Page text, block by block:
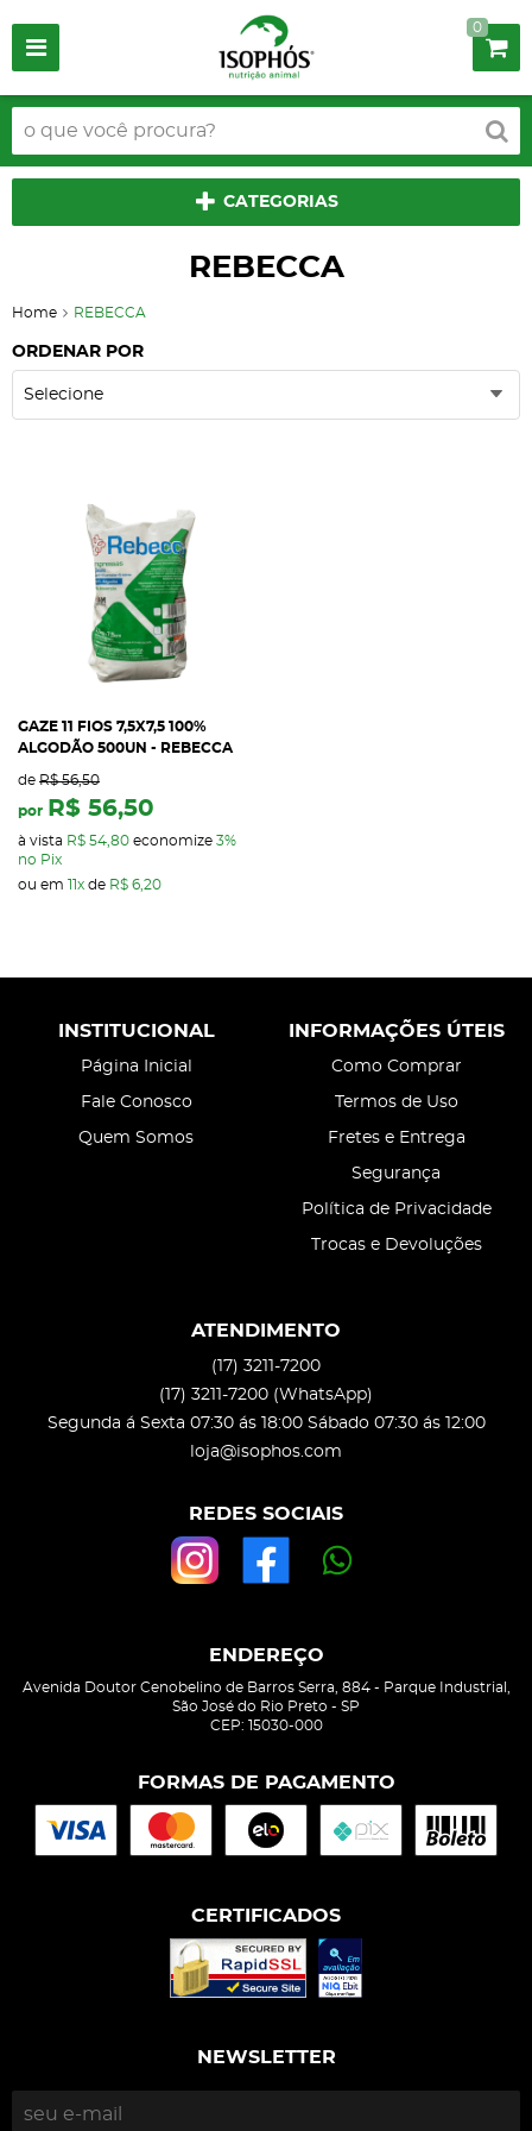
0
CATEGORIAS
REBECCA
Home REBECCA
ORDENAR POR
Selecione
GAZE 11 FIOS 7,5X7,5 100%
ALGODÃO 500UN - REBECCA
de R$ 56,50
por R$ 56,50
à vista R$ 54,80 economize 3%
no Pix
ou em 11x de R$ 6,20
INSTITUCIONAL
Página Inicial
Fale Conosco
Quem Somos
INFORMAÇÕES ÚTEIS
Como Comprar
Termos de Uso
Fretes e Entrega
Segurança
Política de Privacidade
Trocas e Devoluções
ATENDIMENTO
(17) 3211-7200
(17) 3211-7200 (WhatsApp)
Segunda á Sexta 07:30 ás 18:00 Sábado 07:30 ás 12:00
loja@isophos.com
REDES SOCIAIS
ENDEREÇO
Avenida Doutor Cenobelino de Barros Serra, 884- Parque Industrial,
São José do Rio Preto - SP
CEP: 15030-000
FORMAS DE PAGAMENTO
CERTIFICADOS
NEWSLETTER